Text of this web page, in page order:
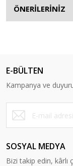
ÖNERİLERİNİZ
E-BÜLTEN
Kampanya ve
SOSYAL MEDYA
Bizi takip edin, kârlı